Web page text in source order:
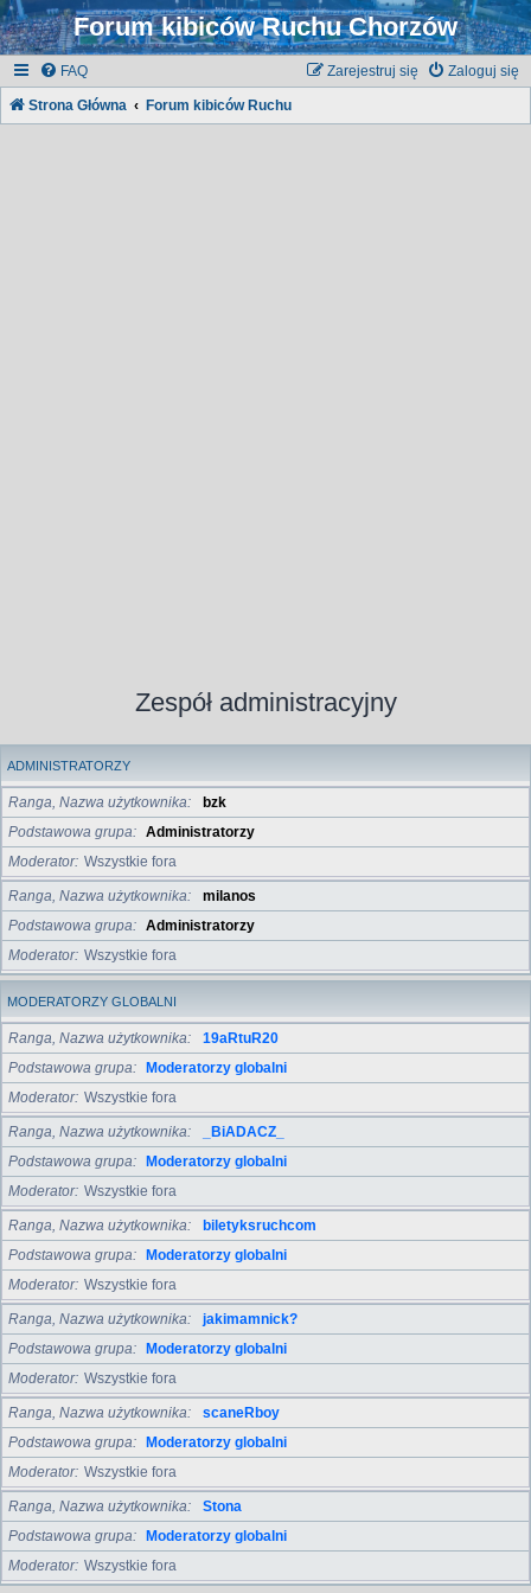
Forum kibiców Ruchu Chorzów
FAQ Zaloguj się
Zarejestruj się
Strona Główna Forum kibiców Ruchu
Zespół administracyjny
ADMINISTRATORZY
Ranga, Nazwa użytkownika
bzk
Podstawowa grupa
Administratorzy
Moderator Wszystkie fora
Ranga, Nazwa użytkownika
milanos
Podstawowa grupa
Administratorzy
Moderator Wszystkie fora
MODERATORZY GLOBALNI
Ranga, Nazwa użytkownika
19aRtuR20
Podstawowa grupa
Moderatorzy globalni
Moderator Wszystkie fora
Ranga, Nazwa użytkownika
_BiADACZ_
Podstawowa grupa
Moderatorzy globalni
Moderator Wszystkie fora
Ranga, Nazwa użytkownika
biletyksruchcom
Podstawowa grupa
Moderatorzy globalni
Moderator Wszystkie fora
Ranga, Nazwa użytkownika
jakimamnick?
Podstawowa grupa
Moderatorzy globalni
Moderator Wszystkie fora
Ranga, Nazwa użytkownika
scaneRboy
Podstawowa grupa
Moderatorzy globalni
Moderator Wszystkie fora
Ranga, Nazwa użytkownika
Stona
Podstawowa grupa
Moderatorzy globalni
Moderator Wszystkie fora